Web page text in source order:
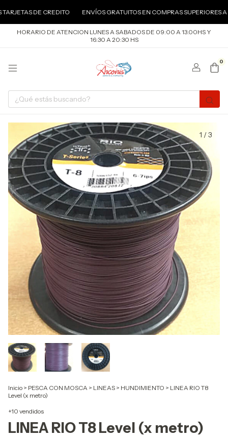
DE CREDITO ENVÍOS GRATUITOS EN COMPRAS SUPERIORES A
HORARIO DE ATENCION LUNES A SABADOS DE 09:00 A 13.00HS Y
16:30 A 20:30 HS
0
1 /3
Inicio > PESCA CON MOSCA > LINEAS > HUNDIMIENTO > LINEA RIO T8
Level (x metro)
+10 vendidos
LINEA RIO T8 Level (x metro)